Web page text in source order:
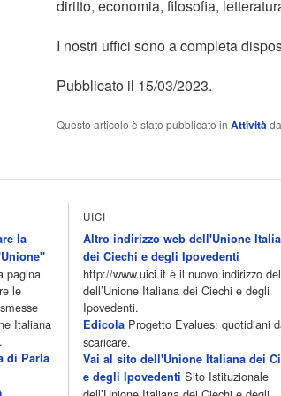
diritto, economia, filosofia,
I nostri uffici sono a completa
Pubblicato il 15/03/2023.
Questo articolo è stato pubblicato in Attivitàda
la
pagina
le
Italiana
di Parla
UICI
Altro indirizzo web dell'Unione
dei Ciechi e degli Ipovedenti
http://www.uici.it è il nuovo indirizzo
dell’Unione Italiana dei Ciechi e degli
Ipovedenti.
Edicola Progetto Evalues: quotidiani
scaricare.
Vai al sito dell'Unione Italiana dei
e degli Ipovedenti Sito Istituzionale